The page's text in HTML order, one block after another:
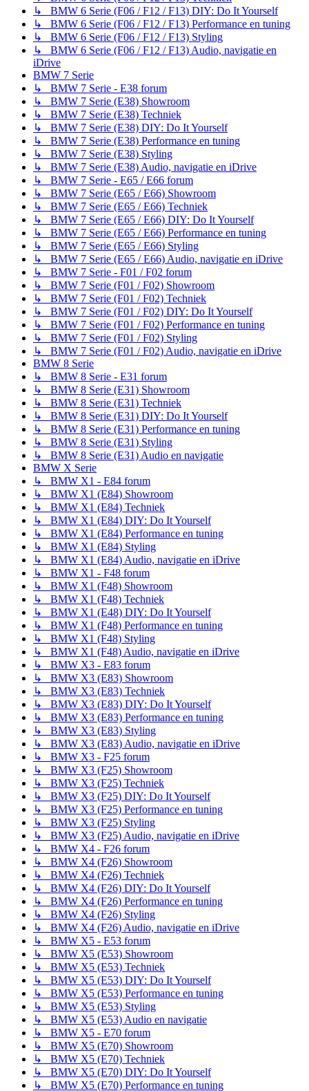
↳ BMW 6 Serie (F06 / F12 / F13) DIY: Do It Yourself
↳ BMW 6 Serie (F06 / F12 / F13) Performance en tuning
↳ BMW 6 Serie (F06 / F12 / F13) Styling
↳ BMW 6 Serie (F06 / F12 / F13) Audio, navigatie en
iDrive
BMW 7 Serie
↳ BMW 7 Serie - E38 forum
↳ BMW 7 Serie (E38) Showroom
↳ BMW 7 Serie (E38) Techniek
↳ BMW 7 Serie (E38) DIY: Do It Yourself
↳ BMW 7 Serie (E38) Performance en tuning
↳ BMW 7 Serie (E38) Styling
↳ BMW 7 Serie (E38) Audio, navigatie en iDrive
↳ BMW 7 Serie - E65 / E66 forum
↳ BMW 7 Serie (E65 / E66) Showroom
↳ BMW 7 Serie (E65 / E66) Techniek
↳ BMW 7 Serie (E65 / E66) DIY: Do It Yourself
↳ BMW 7 Serie (E65 / E66) Performance en tuning
↳ BMW 7 Serie (E65 / E66) Styling
↳ BMW 7 Serie (E65 / E66) Audio, navigatie en iDrive
↳ BMW 7 Serie - F01 / F02 forum
↳ BMW 7 Serie (F01 / F02) Showroom
↳ BMW 7 Serie (F01 / F02) Techniek
↳ BMW 7 Serie (F01 / F02) DIY: Do It Yourself
↳ BMW 7 Serie (F01 / F02) Performance en tuning
↳ BMW 7 Serie (F01 / F02) Styling
↳ BMW 7 Serie (F01 / F02) Audio, navigatie en iDrive
BMW 8 Serie
↳ BMW 8 Serie - E31 forum
↳ BMW 8 Serie (E31) Showroom
↳ BMW 8 Serie (E31) Techniek
↳ BMW 8 Serie (E31) DIY: Do It Yourself
↳ BMW 8 Serie (E31) Performance en tuning
↳ BMW 8 Serie (E31) Styling
↳ BMW 8 Serie (E31) Audio en navigatie
BMW X Serie
↳ BMW X1 - E84 forum
↳ BMW X1 (E84) Showroom
↳ BMW X1 (E84) Techniek
↳ BMW X1 (E84) DIY: Do It Yourself
↳ BMW X1 (E84) Performance en tuning
↳ BMW X1 (E84) Styling
↳ BMW X1 (E84) Audio, navigatie en iDrive
↳ BMW X1 - F48 forum
↳ BMW X1 (F48) Showroom
↳ BMW X1 (F48) Techniek
↳ BMW X1 (E48) DIY: Do It Yourself
↳ BMW X1 (F48) Performance en tuning
↳ BMW X1 (F48) Styling
↳ BMW X1 (F48) Audio, navigatie en iDrive
↳ BMW X3 - E83 forum
↳ BMW X3 (E83) Showroom
↳ BMW X3 (E83) Techniek
↳ BMW X3 (E83) DIY: Do It Yourself
↳ BMW X3 (E83) Performance en tuning
↳ BMW X3 (E83) Styling
↳ BMW X3 (E83) Audio, navigatie en iDrive
↳ BMW X3 - F25 forum
↳ BMW X3 (F25) Showroom
↳ BMW X3 (F25) Techniek
↳ BMW X3 (F25) DIY: Do It Yourself
↳ BMW X3 (F25) Performance en tuning
↳ BMW X3 (F25) Styling
↳ BMW X3 (F25) Audio, navigatie en iDrive
↳ BMW X4 - F26 forum
↳ BMW X4 (F26) Showroom
↳ BMW X4 (F26) Techniek
↳ BMW X4 (F26) DIY: Do It Yourself
↳ BMW X4 (F26) Performance en tuning
↳ BMW X4 (F26) Styling
↳ BMW X4 (F26) Audio, navigatie en iDrive
↳ BMW X5 - E53 forum
↳ BMW X5 (E53) Showroom
↳ BMW X5 (E53) Techniek
↳ BMW X5 (E53) DIY: Do It Yourself
↳ BMW X5 (E53) Performance en tuning
↳ BMW X5 (E53) Styling
↳ BMW X5 (E53) Audio en navigatie
↳ BMW X5 - E70 forum
↳ BMW X5 (E70) Showroom
↳ BMW X5 (E70) Techniek
↳ BMW X5 (E70) DIY: Do It Yourself
↳ BMW X5 (E70) Performance en tuning